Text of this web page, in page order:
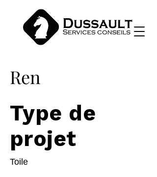
Ren
Type de
projet
Toile